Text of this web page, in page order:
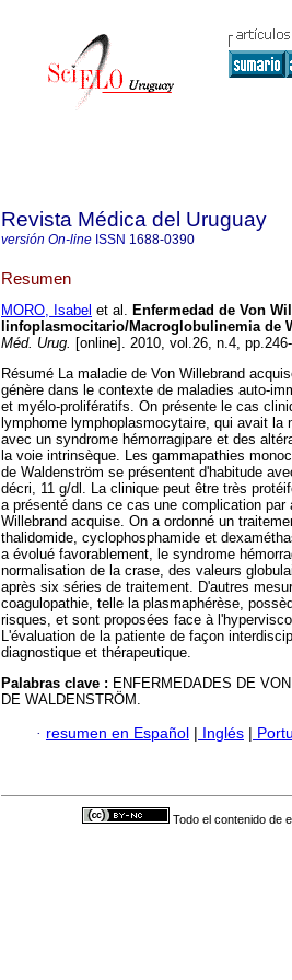
Revista Médica del Uruguay
versión On-line ISSN 1688-0390
Resumen
MORO, Isabel et al. Enfermedad de Von
linfoplasmocitario/Macroglobulinemia de
Méd. Urug. [online]. 2010, vol.26, n.4,
Résumé La maladie de Von Willebrand
génère dans le contexte de maladies auto-
et myélo-prolifératifs. On présente le cas
lymphome lymphoplasmocytaire, qui avait
avec un syndrome hémorragipare et des
la voie intrinsèque. Les gammapathies
de Waldenström se présentent d'habitude
décri, 11 g/dl. La clinique peut être très
a présenté dans ce cas une complication
Willebrand acquise. On a ordonné un
thalidomide, cyclophosphamide et
a évolué favorablement, le syndrome
normalisation de la crase, des valeurs
après six séries de traitement. D'autres
coagulopathie, telle la plasmaphérèse,
risques, et sont proposées face à
L'évaluation de la patiente de façon
diagnostique et thérapeutique.
Palabras clave : ENFERMEDADES DE
DE WALDENSTRÖM.
· resumen en Español | Inglés |
Todo el contenido de